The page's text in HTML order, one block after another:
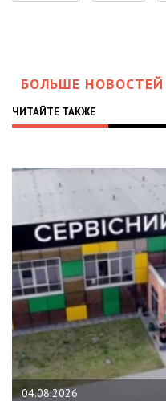
БОЛЬШЕ
ЧИТАЙТЕ ТАКЖЕ
04.08.2026